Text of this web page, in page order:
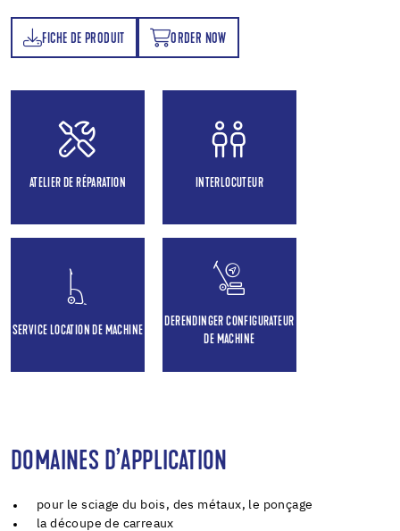
FICHE DE PRODUIT ORDER NOW
ORDER NOW
ATELIER DE RÉPARATION INTERLOCUTEUR
SERVICE LOCATION DE MACHINE
DERENDINGER CONFIGURATEUR
DE MACHINE
DOMAINES D’APPLICATION
pour le sciage du bois, des métaux, le ponçage
la découpe de carreaux